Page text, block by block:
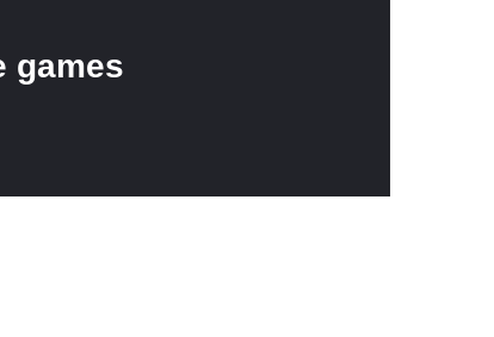
games